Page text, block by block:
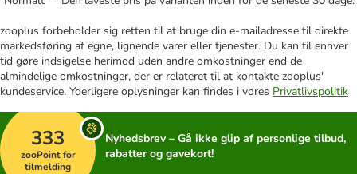
zooplus forbeholder sig retten til at bruge din e-mailadresse til direkte
markedsføring af egne, lignende varer eller tjenester. Du kan til enhver
tid gøre indsigelse herimod uden andre omkostninger end de
almindelige omkostninger, der er relateret til at kontakte zooplus'
kundeservice. Yderligere oplysninger kan findes i vores Privatlivspolitik
333
zooPoint for
tilmelding
Nyhedsbrev – Gå ikke glip af personlige tilbud,
rabatter og gavekort!